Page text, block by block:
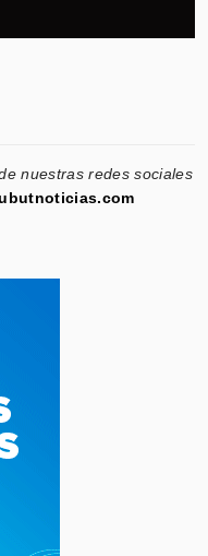
nuestras redes sociales